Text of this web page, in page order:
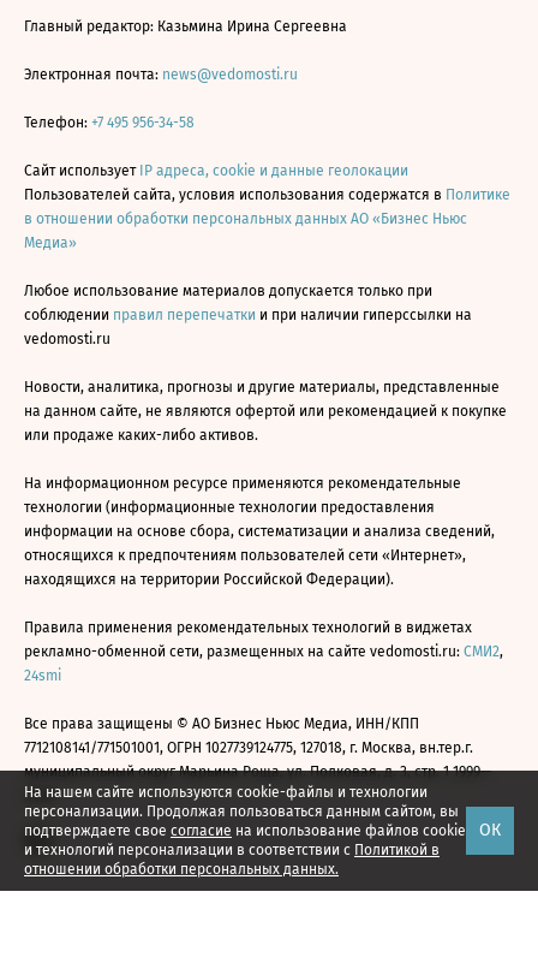
На нашем сайте используются cookie-файлы и технологии
персонализации. Продолжая пользоваться данным сайтом, вы
подтверждаете свое согласие на использование файлов cookie
и технологий персонализации в соответствии с Политикой в
отношении обработки персональных данных.
ОК
Главный редактор: Казьмина Ирина Сергеевна
Электронная почта: news@vedomosti.ru
Телефон: +7 495 956-34-58
Сайт использует IP адреса, cookie и данные геолокации
Пользователей сайта, условия использования содержатся в Политике
в отношении обработки персональных данных АО «Бизнес Ньюс
Медиа»
Любое использование материалов допускается только при
соблюдении правил перепечатки и при наличии гиперссылки на
vedomosti.ru
Новости, аналитика, прогнозы и другие материалы, представленные
на данном сайте, не являются офертой или рекомендацией к покупке
или продаже каких-либо активов.
На информационном ресурсе применяются рекомендательные
технологии (информационные технологии предоставления
информации на основе сбора, систематизации и анализа сведений,
относящихся к предпочтениям пользователей сети «Интернет»,
находящихся на территории Российской Федерации).
Правила применения рекомендательных технологий в виджетах
рекламно-обменной сети, размещенных на сайте vedomosti.ru: СМИ2,
24smi
Все права защищены © АО Бизнес Ньюс Медиа, ИНН/КПП
7712108141/771501001, ОГРН 1027739124775, 127018, г. Москва, вн.тер.г.
муниципальный округ Марьина Роща, ул. Полковая, д. 3, стр. 1 1999—
2026